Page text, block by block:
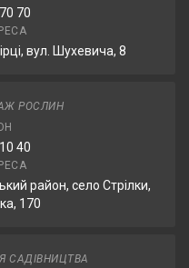
70
вул. Шухевича, 8
РОСЛИН
40
район, село Стрілки,
170
САДІВНИЦТВА